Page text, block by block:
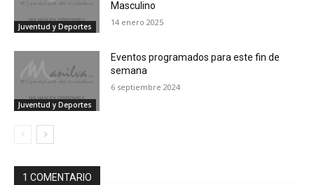
Juventud y Deportes
Masculino
14 enero 2025
Juventud y Deportes
Eventos programados para este fin de
semana
6 septiembre 2024
1 COMENTARIO